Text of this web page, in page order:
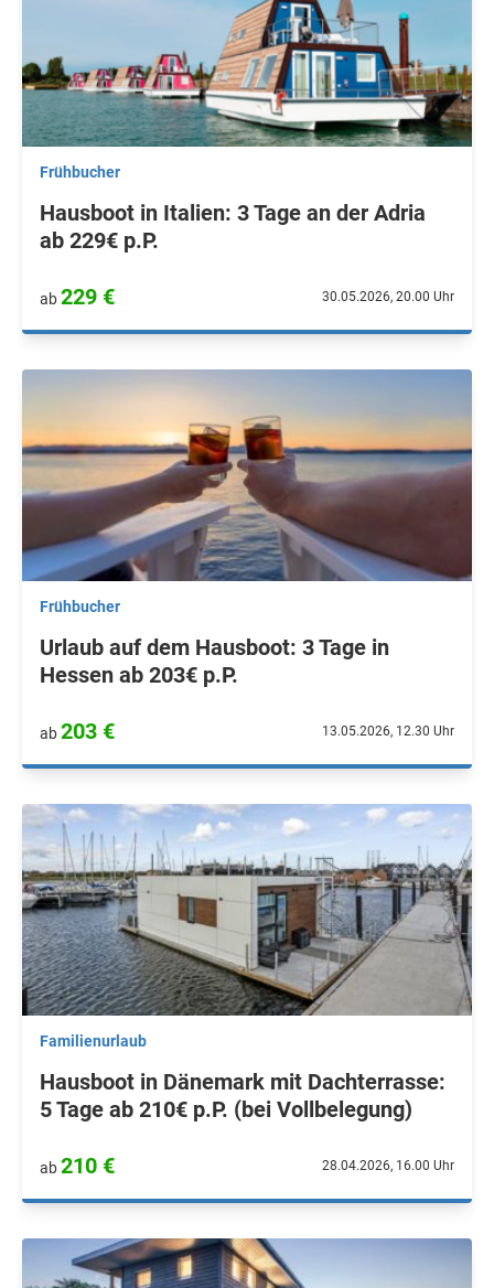
Frühbucher
Hausboot in Italien: 3 Tage an der Adria
ab 229€ p.P.
ab229 € 30.05.2026, 20.00 Uhr
Frühbucher
Urlaub auf dem Hausboot: 3 Tage in
Hessen ab 203€ p.P.
ab203 € 13.05.2026, 12.30 Uhr
Familienurlaub
Hausboot in Dänemark mit Dachterrasse:
5 Tage ab 210€ p.P. (bei Vollbelegung)
ab210 € 28.04.2026, 16.00 Uhr